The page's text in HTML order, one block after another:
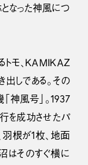
なった神風につ
、ＫＡＭＩＫＡＺ
出しである。その
神風号」。1937
を成功させたパ
羽根が1枚、地面
はそのすぐ横に